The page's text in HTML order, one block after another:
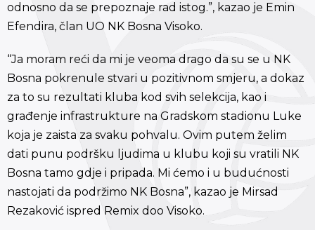
odnosno da se prepoznaje rad istog.”, kazao je Emin
Efendira, član UO NK Bosna Visoko.
“Ja moram reći da mi je veoma drago da su se u NK
Bosna pokrenule stvari u pozitivnom smjeru, a dokaz
za to su rezultati kluba kod svih selekcija, kao i
građenje infrastrukture na Gradskom stadionu Luke
koja je zaista za svaku pohvalu. Ovim putem želim
dati punu podršku ljudima u klubu koji su vratili NK
Bosna tamo gdje i pripada. Mi ćemo i u budućnosti
nastojati da podržimo NK Bosna”, kazao je Mirsad
Rezaković ispred Remix doo Visoko.